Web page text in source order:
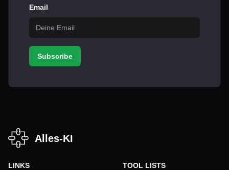
Email
Subscribe
Alles-KI
LINKS TOOL LISTS